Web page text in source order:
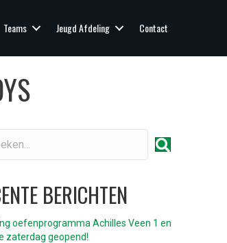
Teams Jeugd Afdeling Contact
BERICHTEN
oefenprogramma Achilles Veen 1 en
zaterdag geopend!